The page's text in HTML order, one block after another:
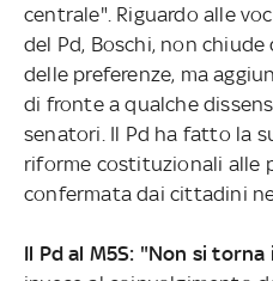
centrale". Riguardo alle
del Pd, Boschi, non
delle preferenze, ma
di fronte a qualche
senatori. Il Pd ha fatto la
riforme costituzionali alle
confermata dai cittadini
Il Pd al M5S: "Non si